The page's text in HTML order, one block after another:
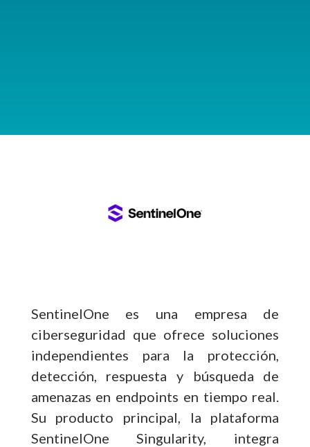
SentinelOne es una empresa de
ciberseguridad que ofrece soluciones
independientes para la protección,
detección, respuesta y búsqueda de
amenazas en endpoints en tiempo real.
Su producto principal, la plataforma
SentinelOne Singularity, integra